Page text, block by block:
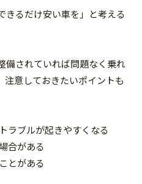
きるだけ安い車を」と考える
備されていれば問題なく乗れ
注意しておきたいポイントも
ラブルが起きやすくなる
合がある
とがある